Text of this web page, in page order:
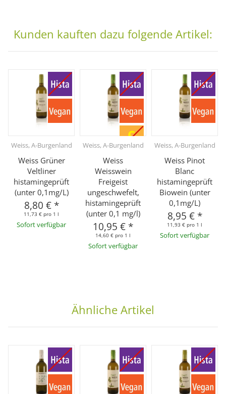
Kunden kauften dazu folgende Artikel:
Weiss, A-Burgenland
Weiss Grüner
Veltliner
histamingeprüft
(unter 0,1mg/L)
8,80 € *
11,73 € pro 1 l
Sofort verfügbar
Weiss, A-Burgenland
Weiss
Weisswein
Freigeist
ungeschwefelt,
histamingeprüft
(unter 0,1 mg/l)
10,95 € *
14,60 € pro 1 l
Sofort verfügbar
Weiss, A-Burgenland
Weiss Pinot
Blanc
histamingeprüft
Biowein (unter
0,1mg/L)
8,95 € *
11,93 € pro 1 l
Sofort verfügbar
Ähnliche Artikel